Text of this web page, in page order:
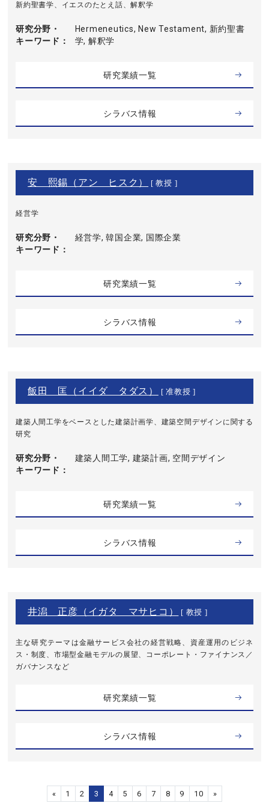
新約聖書学、イエスのたとえ話、解釈学
研究分野・
キーワード
Hermeneutics, New Testament, 新約聖書
学, 解釈学
研究業績一覧
シラバス情報
安 熙錫（アン ヒスク） [ 教授 ]
経営学
研究分野・
キーワード
経営学, 韓国企業, 国際企業
研究業績一覧
シラバス情報
飯田 匡（イイダ タダス） [ 准教授 ]
建築人間工学をベースとした建築計画学、建築空間デザインに関する
研究
研究分野・
キーワード
建築人間工学, 建築計画, 空間デザイン
研究業績一覧
シラバス情報
井潟 正彦（イガタ マサヒコ） [ 教授 ]
主な研究テーマは金融サービス会社の経営戦略、資産運用のビジネ
ス・制度、市場型金融モデルの展望、コーポレート・ファイナンス／
ガバナンスなど
研究業績一覧
シラバス情報
« 1 2 3 4 5 6 7 8 9 10 »